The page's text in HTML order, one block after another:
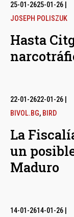
25-01-2625-01-26
JOSEPH POLISZUK
Hasta
22-01-2622-01-26
BIVOL.BG, BIRD
La
un
Maduro
14-01-2614-01-26